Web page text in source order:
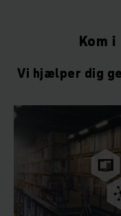
Kom
Vi hjælper dig